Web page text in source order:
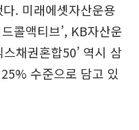
. 미래에셋자산운용
콜액티브’, KB자산운
채권혼합50’ 역시 삼
수준으로 담고 있